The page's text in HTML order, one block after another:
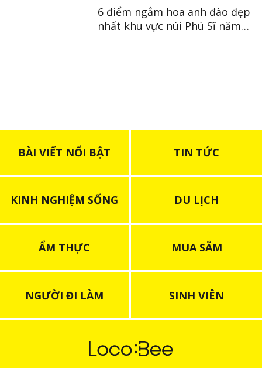
6 điểm ngắm hoa anh đào đẹp
nhất khu vực núi Phú Sĩ năm
BÀI VIẾT NỔI BẬT TIN TỨC
KINH NGHIỆM SỐNG DU LỊCH
ẨM THỰC MUA SẮM
NGƯỜI ĐI LÀM SINH VIÊN